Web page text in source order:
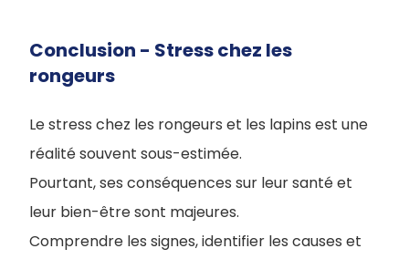
Conclusion - Stress chez les
rongeurs
Le stress chez les rongeurs et les lapins est une
réalité souvent sous-estimée.
Pourtant, ses conséquences sur leur santé et
leur bien-être sont majeures.
Comprendre les signes, identifier les causes et